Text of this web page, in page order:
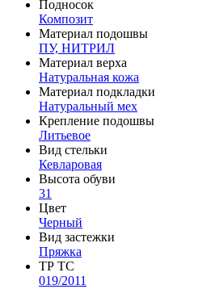
Подносок
Композит
Материал подошвы
ПУ, НИТРИЛ
Материал верха
Натуральная кожа
Материал подкладки
Натуральный мех
Крепление подошвы
Литьевое
Вид стельки
Кевларовая
Высота обуви
31
Цвет
Черный
Вид застежки
Пряжка
ТР ТС
019/2011